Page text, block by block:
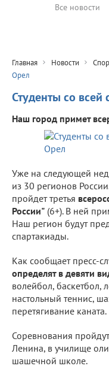
Все новости
Главная Новости
Орел
Студенты со всей
Наш город примет
Уже на следующей
из 30 регионов
пройдет третья
России" (6+). В ней
Наш регион будут
спартакиады.
Как сообщает пресс-
определят в девяти
волейбол, баскетбол,
настольный теннис,
перетягивание каната.
Соревнования
Ленина, в училище
шашечной школе.